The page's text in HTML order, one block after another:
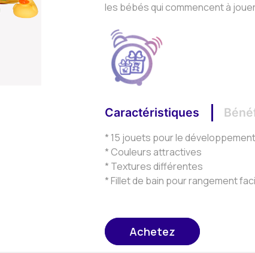
les bébés qui commencent à jouer
Caractéristiques
* 15 jouets pour le
* Couleurs attractives
* Textures différentes
* Fillet de bain pour rangement
Achetez